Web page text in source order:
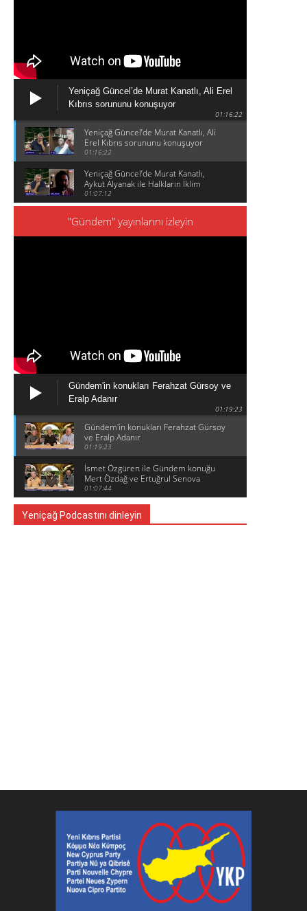
Yeniçağ Güncel’de Murat Kanatlı, Ali Erel
Kıbrıs sorununu konuşuyor
01:16:22
Yeniçağ Güncel’de Murat Kanatlı, Ali
Erel Kıbrıs sorununu konuşuyor
01:16:22
Yeniçağ Güncel’de Murat Kanatlı,
Aykut Alyanak ile Halkların İklim
Zirvesini konuşuyor
01:07:12
"Gündem" yayınlarını izleyin
Gündem'in konukları Ferahzat Gürsoy ve
Eralp Adanır
01:19:23
Gündem'in konukları Ferahzat Gürsoy
ve Eralp Adanır
01:19:23
İsmet Özgüren ile Gündem konuğu
Mert Özdağ ve Ertuğrul Senova
01:07:44
Yeniçağ Podcastını dinleyin